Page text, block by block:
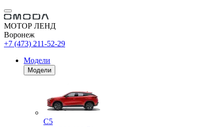
МОТОР ЛЕНД
Воронеж
+7 (473) 211-52-29
Модели
Модели
C5